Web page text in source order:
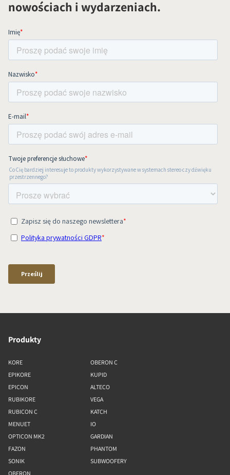
nowościach i wydarzeniach.
Produkty
KORE
EPIKORE
EPICON
RUBIKORE
RUBICON C
MENUET
OPTICON MK2
FAZON
SONIK
OBERON
OBERON C
KUPID
ALTECO
VEGA
KATCH
IO
GARDIAN
PHANTOM
SUBWOOFERY